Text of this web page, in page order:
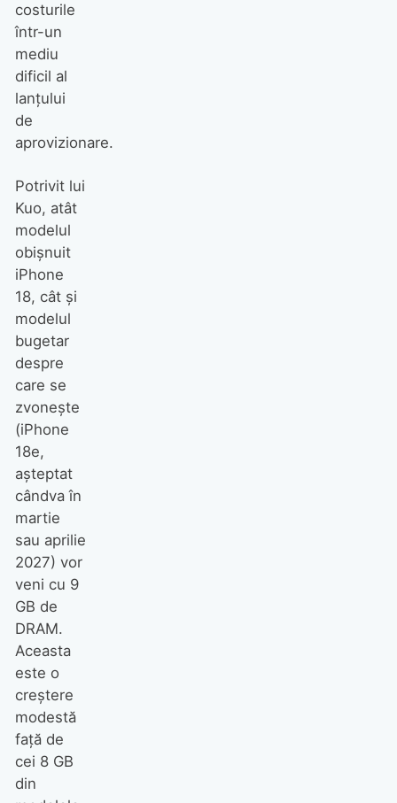
costurile
într-un
mediu
dificil al
lanțului
de
aprovizionare.
Potrivit lui
Kuo, atât
modelul
obișnuit
iPhone
18, cât și
modelul
bugetar
despre
care se
zvonește
(iPhone
18e,
așteptat
cândva în
martie
sau aprilie
2027) vor
veni cu 9
GB de
DRAM.
Aceasta
este o
creștere
modestă
față de
cei 8 GB
din